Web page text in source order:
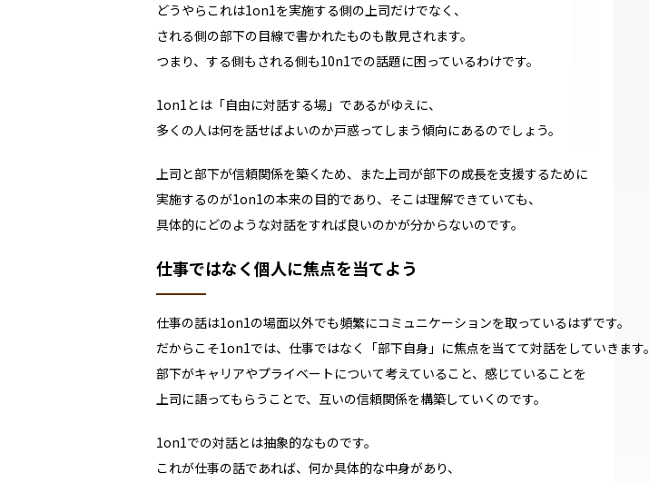
どうやらこれは1on1を実施する側の上司だけでなく、
される側の部下の目線で書かれたものも散見されます。
つまり、する側もされる側も10n1での話題に困っているわけです。
1on1とは「自由に対話する場」であるがゆえに、
多くの人は何を話せばよいのか戸惑ってしまう傾向にあるのでしょう。
上司と部下が信頼関係を築くため、また上司が部下の成長を支援するために
実施するのが1on1の本来の目的であり、そこは理解できていても、
具体的にどのような対話をすれば良いのかが分からないのです。
仕事ではなく個人に焦点を当てよう
仕事の話は1on1の場面以外でも頻繁にコミュニケーションを取っているはずです。
だからこそ1on1では、仕事ではなく「部下自身」に焦点を当てて対話をしていきます。
部下がキャリアやプライベートについて考えていること、感じていることを
上司に語ってもらうことで、互いの信頼関係を構築していくのです。
1on1での対話とは抽象的なものです。
これが仕事の話であれば、何か具体的な中身があり、